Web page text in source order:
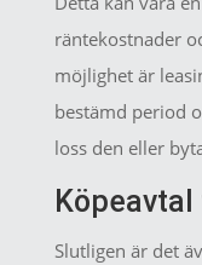
räntekostnader
möjlighet är
bestämd period
loss den eller
Slutligen är det